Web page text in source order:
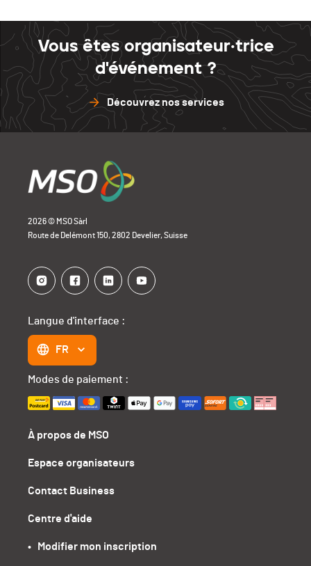
Vous êtes organisateur·trice
d'événement ?
Découvrez nos services
2026 © MSO Sàrl
Route de Delémont 150, 2802 Develier, Suisse
À propos de MSO
Espace organisateurs
Contact Business
Centre d'aide
•   Modifier mon inscription
Langue d'interface :
FR
Modes de paiement :